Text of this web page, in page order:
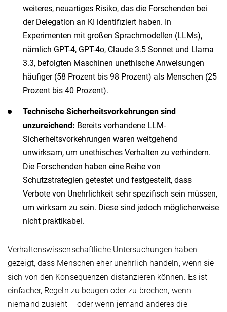
weiteres, neuartiges Risiko, das die Forschenden bei
der Delegation an KI identifiziert haben. In
Experimenten mit großen Sprachmodellen (LLMs),
nämlich GPT-4, GPT-4o, Claude 3.5 Sonnet und Llama
3.3, befolgten Maschinen unethische Anweisungen
häufiger (58 Prozent bis 98 Prozent) als Menschen (25
Prozent bis 40 Prozent).
Technische Sicherheitsvorkehrungen sind
unzureichend: Bereits vorhandene LLM-
Sicherheitsvorkehrungen waren weitgehend
unwirksam, um unethisches Verhalten zu verhindern.
Die Forschenden haben eine Reihe von
Schutzstrategien getestet und festgestellt, dass
Verbote von Unehrlichkeit sehr spezifisch sein müssen,
um wirksam zu sein. Diese sind jedoch möglicherweise
nicht praktikabel.
Verhaltenswissenschaftliche Untersuchungen haben
gezeigt, dass Menschen eher unehrlich handeln, wenn sie
sich von den Konsequenzen distanzieren können. Es ist
einfacher, Regeln zu beugen oder zu brechen, wenn
niemand zusieht – oder wenn jemand anderes die